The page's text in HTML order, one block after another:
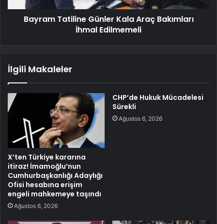
Bayram Tatiline Günler Kala Araç Bakımları
İhmal Edilmemeli
İlgili Makaleler
X’ten Türkiye kararına
itiraz! İmamoğlu’nun
Cumhurbaşkanlığı Adaylığı
Ofisi hesabına erişim
engeli mahkemeye taşındı
Ağustos 6, 2026
CHP’de Hukuk Mücadelesi
Sürekli
Ağustos 6, 2026